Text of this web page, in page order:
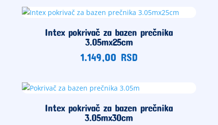
Intex pokrivač za bazen prečnika
3.05mx25cm
1.149,00 RSD
Intex pokrivač za bazen prečnika
3.05mx30cm